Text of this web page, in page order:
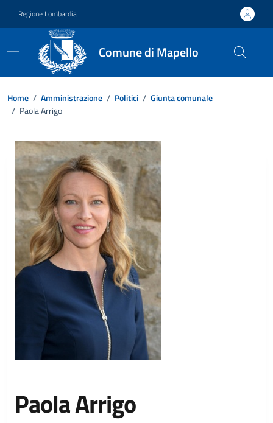
Regione Lombardia
Comune di Mapello
Home / Amministrazione / Politici / Giunta comunale
/ Paola Arrigo
Paola Arrigo